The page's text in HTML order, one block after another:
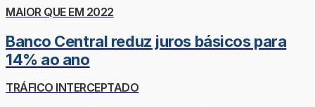
MAIOR QUE EM 2022
Banco Central reduz juros básicos para
14% ao ano
TRÁFICO INTERCEPTADO